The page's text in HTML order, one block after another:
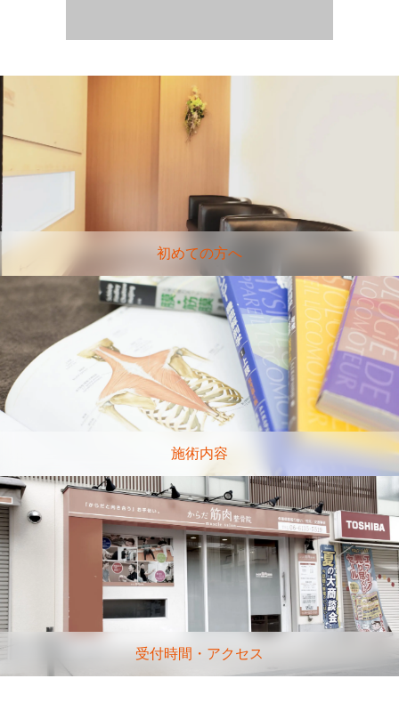
初めての方へ
施術内容
受付時間・アクセス